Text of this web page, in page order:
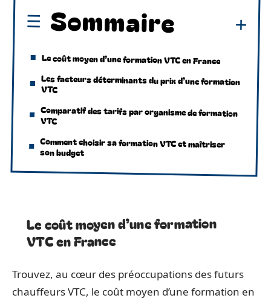
Sommaire
Le coût moyen d’une formation VTC en France
Les facteurs déterminants du prix d’une formation
VTC
Comparatif des tarifs par organisme de formation
VTC
Comment choisir sa formation VTC et maîtriser
son budget
Le coût moyen d’une formation
VTC en France
Trouvez, au cœur des préoccupations des futurs
chauffeurs VTC, le coût moyen d’une formation en